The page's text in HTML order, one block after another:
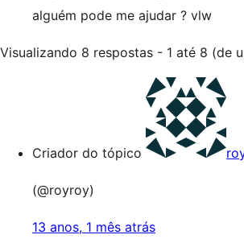
alguém pode me ajudar ? vlw
Visualizando 8 respostas - 1 até 8 (de
Criador do tópico
(@royroy)
13 anos, 1 mês atrás